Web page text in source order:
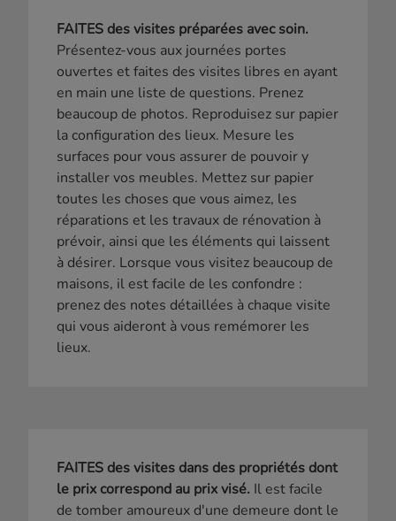
FAITES des visites préparées avec soin.
Présentez-vous aux journées portes
ouvertes et faites des visites libres en ayant
en main une liste de questions. Prenez
beaucoup de photos. Reproduisez sur papier
la configuration des lieux. Mesure les
surfaces pour vous assurer de pouvoir y
installer vos meubles. Mettez sur papier
toutes les choses que vous aimez, les
réparations et les travaux de rénovation à
prévoir, ainsi que les éléments qui laissent
à désirer. Lorsque vous visitez beaucoup de
maisons, il est facile de les confondre :
prenez des notes détaillées à chaque visite
qui vous aideront à vous remémorer les
lieux.
FAITES des visites dans des propriétés dont
le prix correspond au prix visé. Il est facile
de tomber amoureux d'une demeure dont le